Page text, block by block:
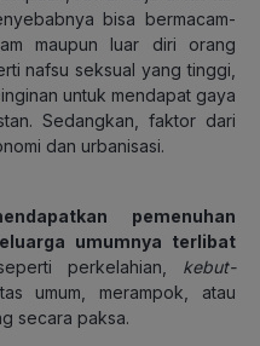
bisa bermacam-
maupun luar diri orang
nafsu seksual yang tinggi,
untuk mendapat gaya
Sedangkan, faktor dari
dan urbanisasi.
pemenuhan
umumnya terlibat
perkelahian, kebut-
umum, merampok, atau
secara paksa.